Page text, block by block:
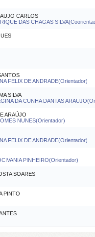
CARLOS
DAS CHAGAS
FELIX DE ANDRADE(Orientador)
SILVA
DA CUNHA DANTAS
ARAÚJO
NUNES(Orientador)
FELIX DE ANDRADE(Orientador)
PINHEIRO(Orientador)
SOARES
PINTO